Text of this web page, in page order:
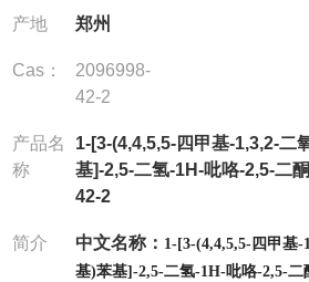
产地 郑州
Cas：
2096998-
42-2
产品名
称
1-[3-(4,4,5,5-四甲基-1,3,2-二
基]-2,5-二氢-1H-吡咯-2,5-二
42-2
简介 中文名称： 1-[3-(4,4,5,5-四甲基
基)苯基]-2,5-二氢-1H-吡咯-2,5-二